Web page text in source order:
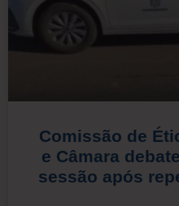
Comissão de
e Câmara
sessão após